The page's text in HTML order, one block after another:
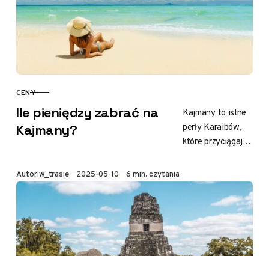
KATEGORIA
CENY
Ile pieniędzy zabrać na
Kajmany?
Kajmany to istne
perły Karaibów,
które przyciągają
Kryształowe
wody, piaszczyste
plaże i luksusowe
kurorty sprawiają,
że…
Autor:w_trasie Opublikowano
2025-05-10 6 min. czytania